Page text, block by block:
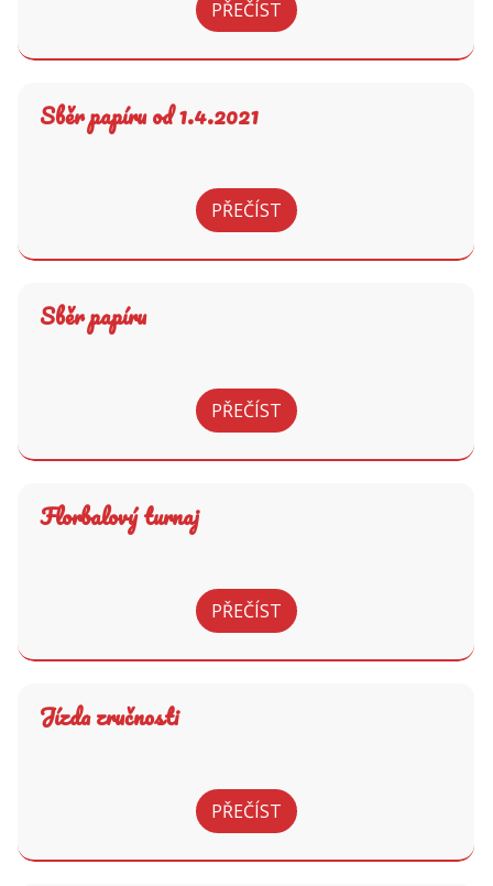
PŘEČÍST
Sběr papíru od 1.4.2021
PŘEČÍST
Sběr papíru
PŘEČÍST
Florbalový turnaj
PŘEČÍST
Jízda zručnosti
PŘEČÍST